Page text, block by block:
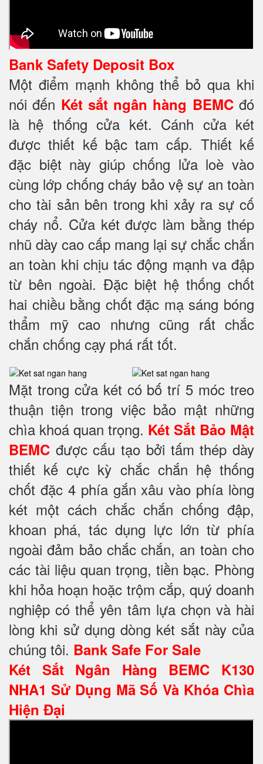
Bank Safety Deposit Box
Một điểm mạnh không thể bỏ qua khi
nói đến Két sắt ngân hàng BEMCđó
là hệ thống cửa két. Cánh cửa két
được thiết kế bậc tam cấp. Thiết kế
đặc biệt này giúp chống lửa loè vào
cùng lớp chống cháy bảo vệ sự an toàn
cho tài sản bên trong khi xảy ra sự cố
cháy nổ. Cửa két được làm bằng thép
nhũ dày cao cấp mang lại sự chắc chắn
an toàn khi chịu tác động mạnh va đập
từ bên ngoài. Đặc biệt hệ thống chốt
hai chiều bằng chốt đặc mạ sáng bóng
thẩm mỹ cao nhưng cũng rất chắc
chắn chống cạy phá rất tốt.
Mặt trong cửa két có bố trí 5 móc treo
thuận tiện trong việc bảo mật những
chìa khoá quan trọng. Két Sắt Bảo Mật
BEMC được cấu tạo bởi tấm thép dày
thiết kế cực kỳ chắc chắn hệ thống
chốt đặc 4 phía gắn xâu vào phía lòng
két một cách chắc chắn chống đập,
khoan phá, tác dụng lực lớn từ phía
ngoài đảm bảo chắc chắn, an toàn cho
các tài liệu quan trọng, tiền bạc. Phòng
khi hỏa hoạn hoặc trộm cắp, quý doanh
nghiệp có thể yên tâm lựa chọn và hài
lòng khi sử dụng dòng két sắt này của
chúng tôi. Bank Safe For Sale
Két Sắt Ngân Hàng BEMC K130
NHA1 Sử Dụng Mã Số Và Khóa Chìa
Hiện Đại